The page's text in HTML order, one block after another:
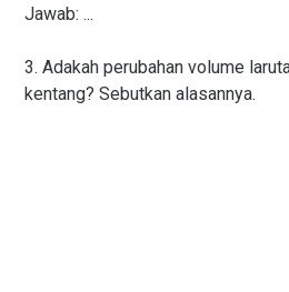
Jawab: ...
3. Adakah perubahan volume
kentang? Sebutkan alasannya.